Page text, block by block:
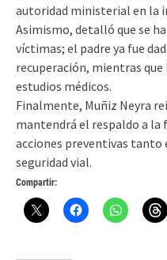
autoridad ministerial en la
Asimismo, detalló que se
víctimas; el padre ya fue
recuperación, mientras
estudios médicos.
Finalmente, Muñiz Neyra
mantendrá el respaldo a
acciones preventivas tanto
seguridad vial.
Compartir: